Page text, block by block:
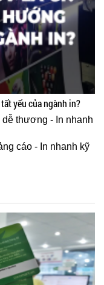
yếu của ngành in?
thương - In nhanh
cáo - In nhanh kỹ